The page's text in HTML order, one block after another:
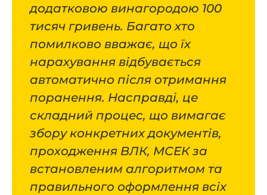
додатковою винагородою 100
тисяч гривень. Багато хто
помилково вважає, що їх
нарахування відбувається
автоматично після отримання
поранення. Насправді, це
складний процес, що вимагає
збору конкретних документів,
проходження ВЛК, МСЕК за
встановленим алгоритмом та
правильного оформлення всіх